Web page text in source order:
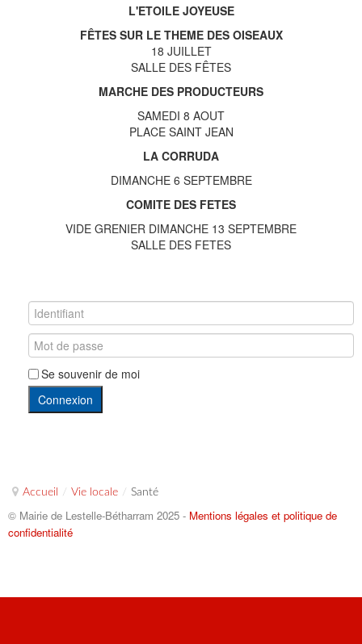
L'ETOILE JOYEUSE
FÊTES SUR LE THEME DES OISEAUX
18 JUILLET
SALLE DES FÊTES
MARCHE DES PRODUCTEURS
SAMEDI 8 AOUT
PLACE SAINT JEAN
LA CORRUDA
DIMANCHE 6 SEPTEMBRE
COMITE DES FETES
VIDE GRENIER DIMANCHE 13 SEPTEMBRE
SALLE DES FETES
Se souvenir de moi
Connexion
Accueil / Vie locale / Santé
© Mairie de Lestelle-Bétharram 2025 - Mentions légales et politique de
confidentialité